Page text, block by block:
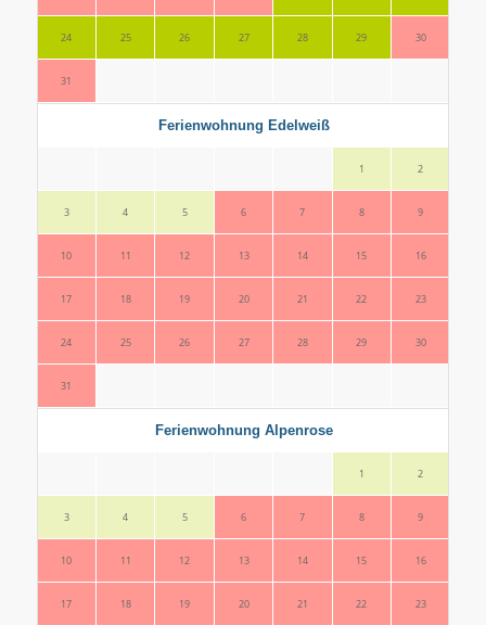
24 25 26 27 28 29 30
31
Ferienwohnung Edelweiß
1 2
3 4 5 6 7 8 9
10 11 12 13 14 15 16
17 18 19 20 21 22 23
24 25 26 27 28 29 30
31
Ferienwohnung Alpenrose
1 2
3 4 5 6 7 8 9
10 11 12 13 14 15 16
17 18 19 20 21 22 23